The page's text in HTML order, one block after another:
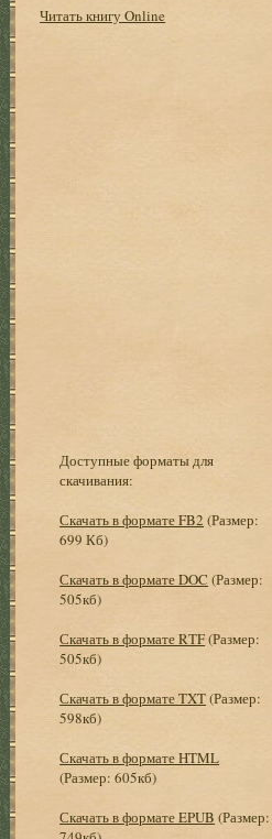
Читать книгу Online
Доступные форматы для
скачивания:
Скачать в формате FB2 (Размер:
699 Кб)
Скачать в формате DOC (Размер:
505кб)
Скачать в формате RTF(Размер:
505кб)
Скачать в формате TXT(Размер:
598кб)
Скачать в формате HTML
(Размер: 605кб)
Скачать в формате EPUB (Размер: